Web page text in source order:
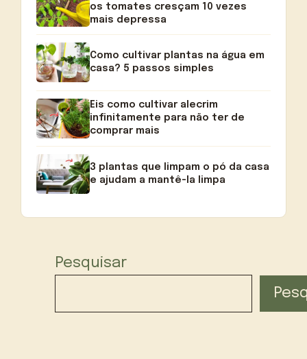
os tomates cresçam 10 vezes
mais depressa
Como cultivar plantas na água em
casa? 5 passos simples
Eis como cultivar alecrim
infinitamente para não ter de
comprar mais
3 plantas que limpam o pó da casa
e ajudam a mantê-la limpa
Pesquisar